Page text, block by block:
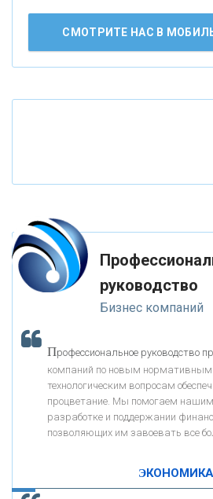
АО «КРЕДИТ ЕВРОПА БАНК»
«ФК ОТКРЫТИЕ»
«ЗАПСИБКОМБАНК»
«РОСЕВРОБАНК»
«ПРЕСС-СЛУЖБА ВТБ24»
«АВТОГРАДБАНК»
К ак Система быстрых
СМОТРИТЕ НАС В
руководство
Бизнес компаний
Профессиональное руководство
компаний по новым нормативным
технологическим вопросам
процветание. Мы помогаем
разработке и поддержании
позволяющих им завоевать все
ЭКОНОМИКА